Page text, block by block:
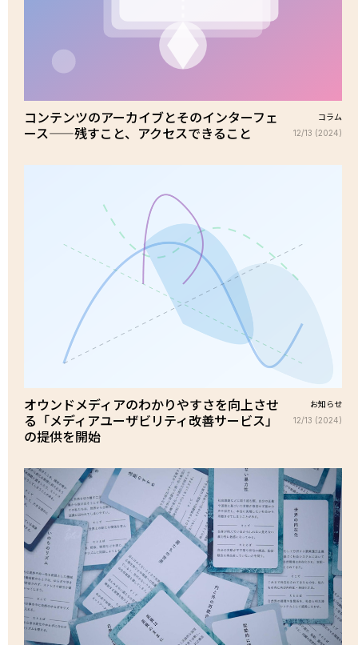
コンテンツのアーカイブとそのインターフェ
ース——残すこと、アクセスできること
コラム
12/13 (2024)
オウンドメディアのわかりやすさを向上させ
る「メディアユーザビリティ改善サービス」
の提供を開始
お知らせ
12/13 (2024)